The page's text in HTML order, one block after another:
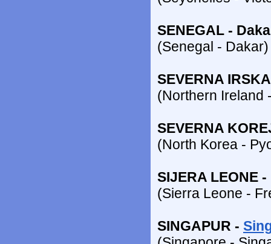
SENEGAL -
(Senegal - Dakar)
SEVERNA
(Northern Ireland
SEVERNA
(North Korea -
SIJERA LEONE
(Sierra Leone -
SINGAPUR -